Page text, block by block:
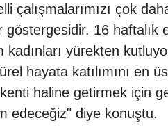
çalışmalarımızı çok
göstergesidir. 16
yürekten
hayata katılımını en
haline getirmek için
edeceğiz" diye konuştu.